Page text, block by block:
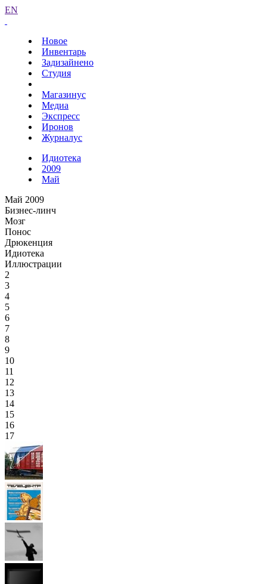
EN
Новое
Инвентарь
Задизайнено
Студия
Магазинус
Медиа
Экспресс
Иронов
Журналус
Идиотека
2009
Май
Май 2009
Бизнес-линч
Мозг
Понос
Дрюкенция
Идиотека
Иллюстрации
2
3
4
5
6
7
8
9
10
11
12
13
14
15
16
17